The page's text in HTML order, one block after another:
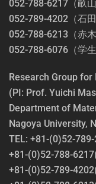
052-788-6217（畝山
052-789-4202（石田
052-788-6213（赤木
052-788-6076（学生
Research Group for
(PI: Prof. Yuichi
Department of
Nagoya University,
TEL: +81-(0)52-
+81-(0)52-788-
+81-(0)52-789-